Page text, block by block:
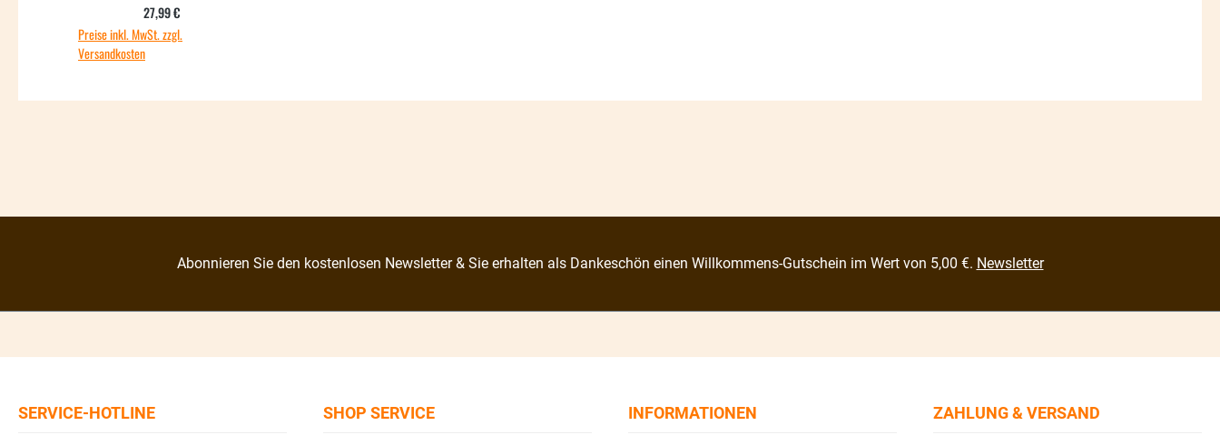
Regulärer Preis:
27,99 €
Preise inkl. MwSt. zzgl.
Versandkosten
Abonnieren Sie den kostenlosen Newsletter & Sie erhalten als Dankeschön einen Willkommens-Gutschein im Wert von 5,00 €. Newsletter
SERVICE-HOTLINE SHOP SERVICE INFORMATIONEN ZAHLUNG & VERSAND